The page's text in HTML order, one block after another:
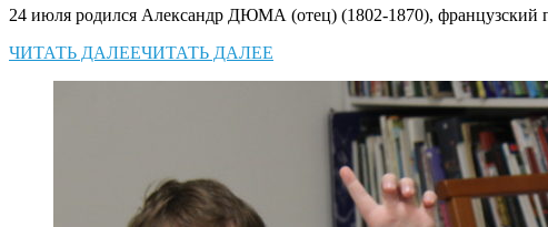
24 июля родился Александр ДЮМА (отец) (1802-1870), французский
ЧИТАТЬ ДАЛЕЕЧИТАТЬ ДАЛЕЕ